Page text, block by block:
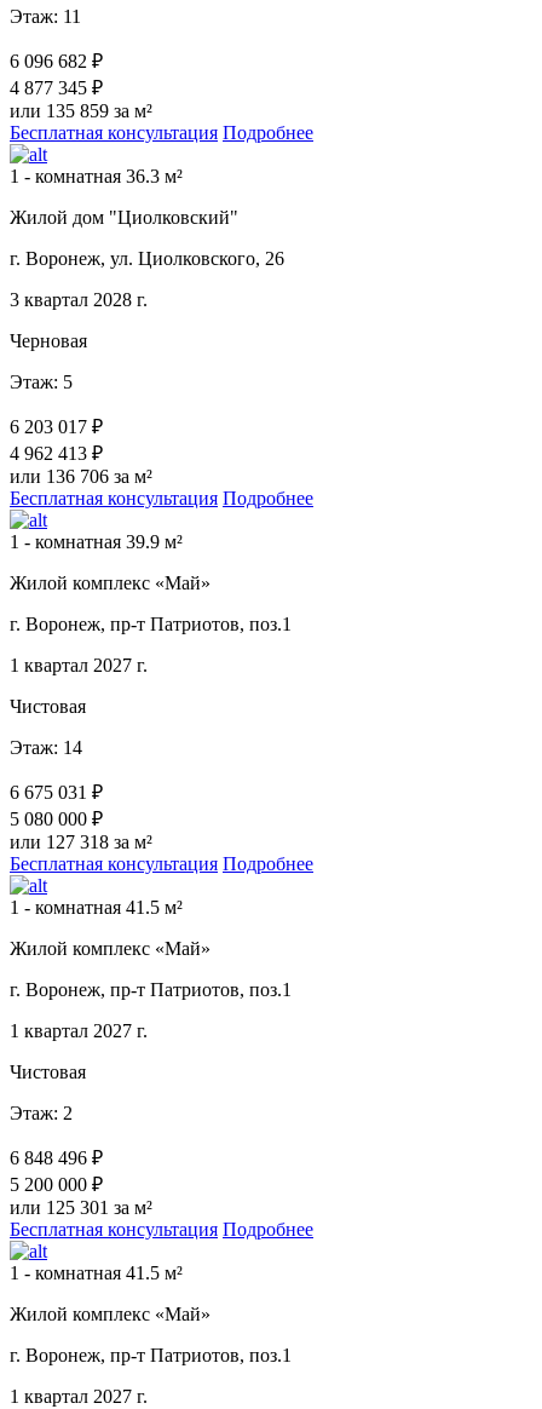
Этаж: 11
6 096 682 ₽
4 877 345 ₽
или 135 859 за м²
Бесплатная консультация Подробнее
1 - комнатная 36.3 м²
Жилой дом "Циолковский"
г. Воронеж, ул. Циолковского, 26
3 квартал 2028 г.
Черновая
Этаж: 5
6 203 017 ₽
4 962 413 ₽
или 136 706 за м²
Бесплатная консультация Подробнее
1 - комнатная 39.9 м²
Жилой комплекс «Май»
г. Воронеж, пр-т Патриотов, поз.1
1 квартал 2027 г.
Чистовая
Этаж: 14
6 675 031 ₽
5 080 000 ₽
или 127 318 за м²
Бесплатная консультация Подробнее
1 - комнатная 41.5 м²
Жилой комплекс «Май»
г. Воронеж, пр-т Патриотов, поз.1
1 квартал 2027 г.
Чистовая
Этаж: 2
6 848 496 ₽
5 200 000 ₽
или 125 301 за м²
Бесплатная консультация Подробнее
1 - комнатная 41.5 м²
Жилой комплекс «Май»
г. Воронеж, пр-т Патриотов, поз.1
1 квартал 2027 г.